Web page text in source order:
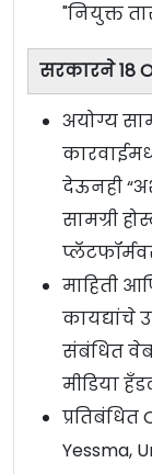
"नियुक्त
सरकारने 18
अयोग्य
देऊनही
सामग्री
माहिती
कायद्यांचे
संबंधित
मीडिया
प्रतिबंधित
Yessma,